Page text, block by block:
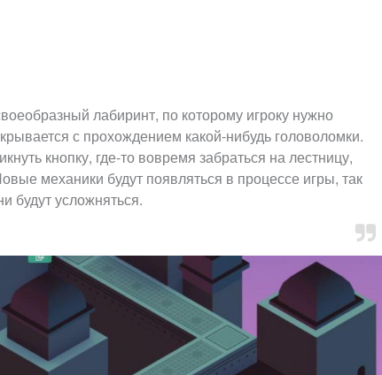
лабиринт, по которому игроку нужно
с прохождением какой-нибудь головоломки.
кнопку, где-то вовремя забраться на лестницу,
механики будут появляться в процессе игры, так
будут усложняться.